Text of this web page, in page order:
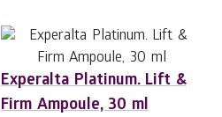
Experalta Platinum. Lift &
Firm Ampoule, 30 ml